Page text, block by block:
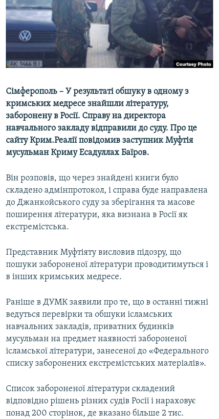
ВІДЕОУРОКИ «ELIFBE»
СВІДЧЕННЯ ОКУПАЦІЇ
УКРАЇНСЬКА ПРОБЛЕМА КРИМУ
ІНФОГРАФІКА
Русский
Qırımtatar
ДОЛУЧАЙСЯ!
Усі сайти RFE/RL
Сімферополь – У результаті обшуку в одному з
кримських медресе знайшли літературу,
заборонену в Росії. Справу на директора
навчального закладу відправили до суду. Про це
сайту Крим.Реалії повідомив заступник Муфтія
мусульман Криму Есадуллах Баїров.
Він розповів, що через знайдені книги було
складено адмінпротокол, і справа буде направлена
до Джанкойського суду за зберігання та масове
поширення літератури, яка визнана в Росії як
екстремістська.
Представник Муфтіяту висловив підозру, що
пошуки забороненої літератури проводитимуться і
в інших кримських медресе.
Раніше в ДУМК заявили про те, що в останні тижні
ведуться перевірки та обшуки ісламських
навчальних закладів, приватних будинків
мусульман на предмет наявності забороненої
ісламської літератури, занесеної до «Федерального
списку заборонених екстремістських матеріалів».
Список забороненої літератури складений
відповідно рішень різних судів Росії і нараховує
понад 200 сторінок, де вказано більше 2 тис.